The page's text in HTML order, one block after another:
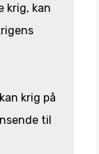
krig, kan
krig på
til